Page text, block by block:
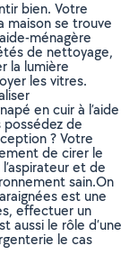
bien. Votre
maison se trouve
ménagère
de nettoyage,
la lumière
les vitres.
en cuir à l’aide
de
? Votre
de cirer le
et de
sain.On
est une
effectuer un
aussi le rôle d’une
le cas